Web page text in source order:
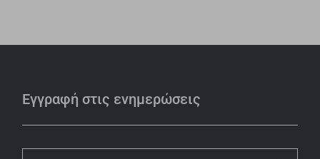
Εγγραφή στις ενημερώσεις